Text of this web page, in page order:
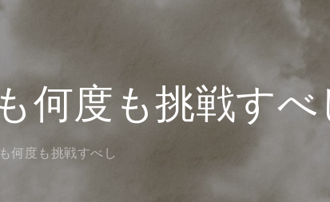
何度も挑戦すべ
何度も挑戦すべし